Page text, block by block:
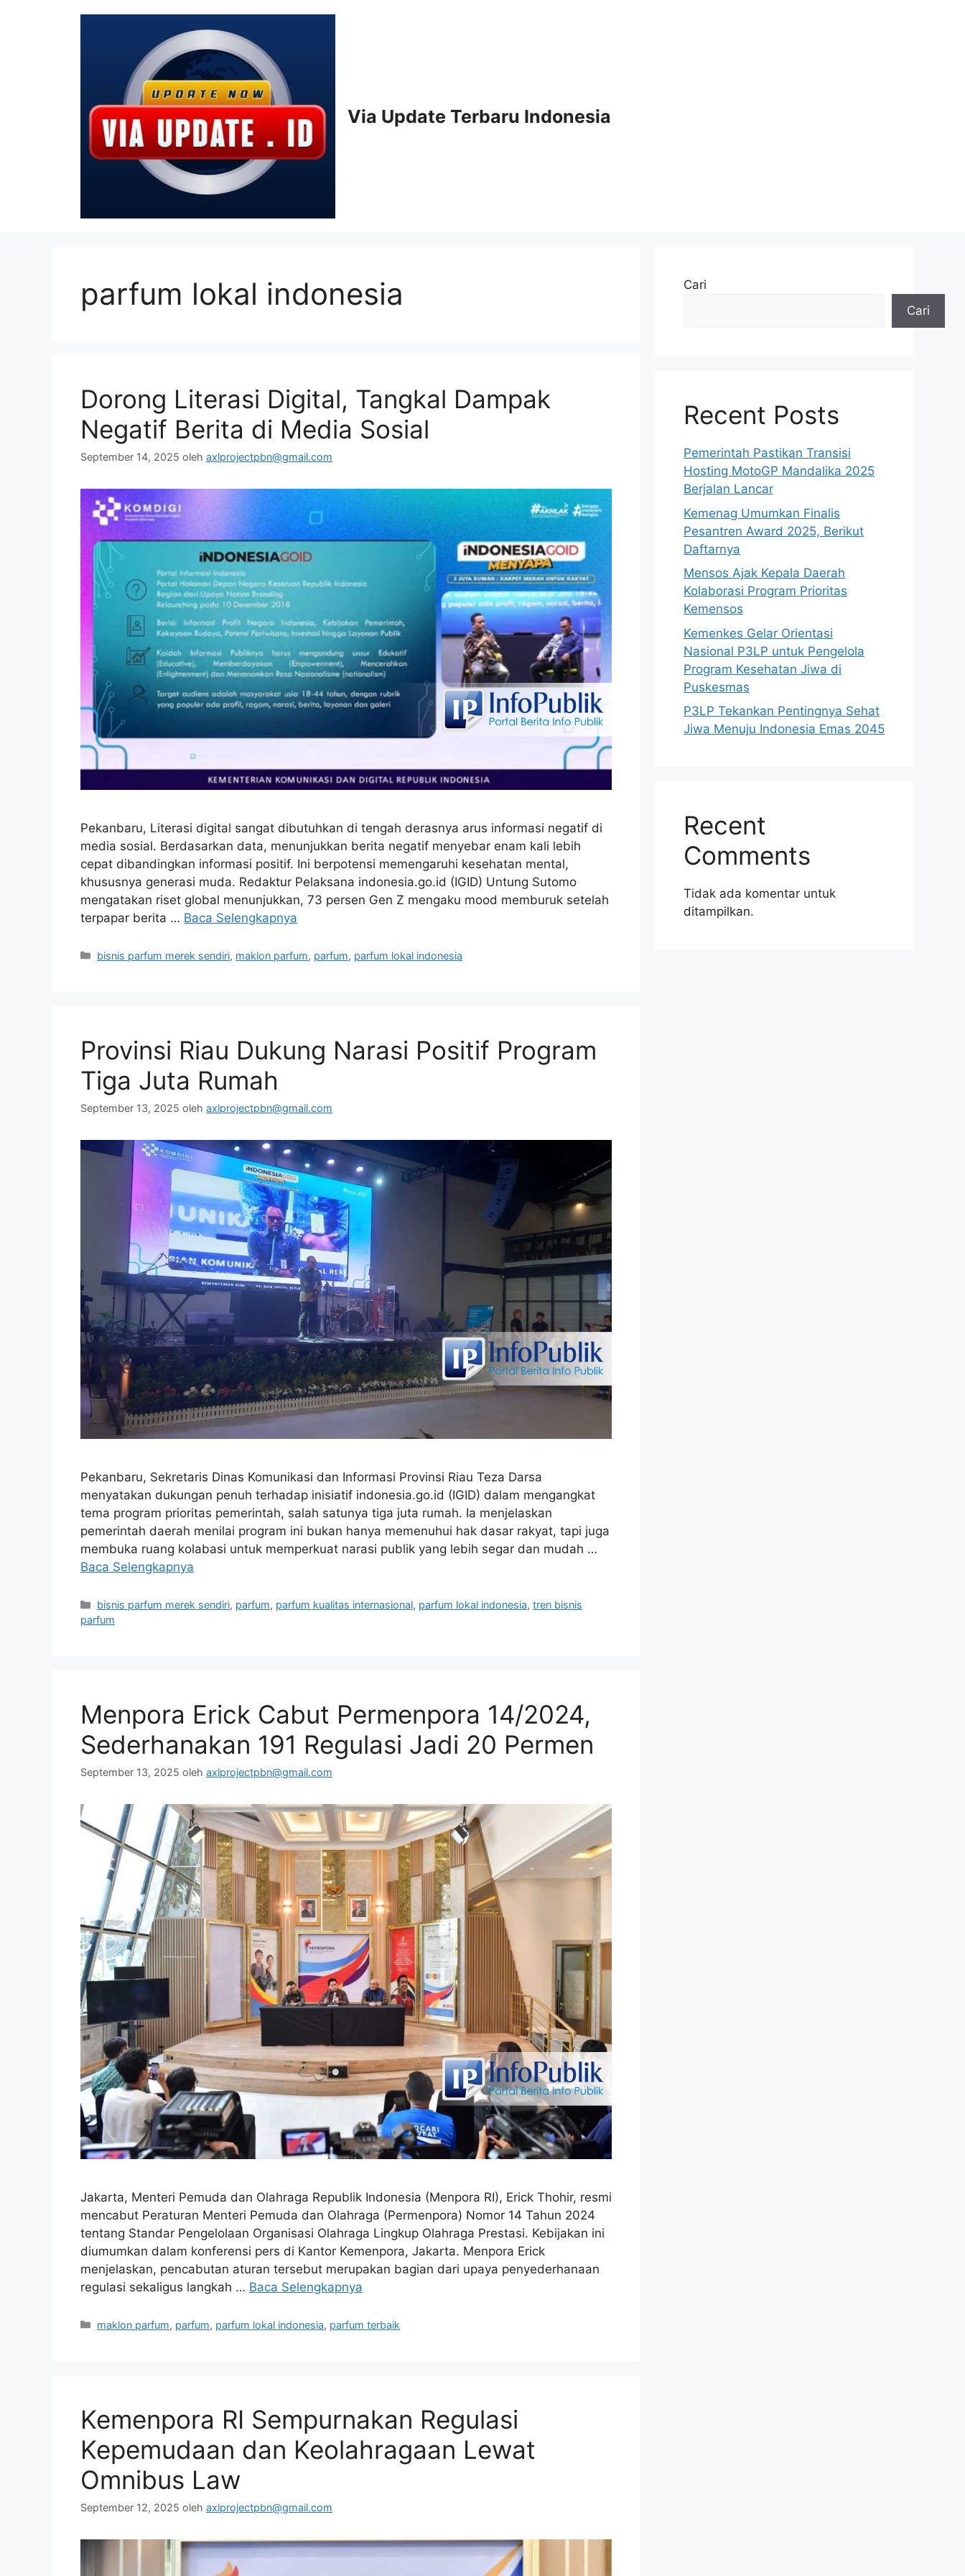
Via Update Terbaru Indonesia
parfum lokal indonesia
Dorong Literasi Digital, Tangkal Dampak
Negatif Berita di Media Sosial
September 14, 2025 oleh axlprojectpbn@gmail.com
Pekanbaru, Literasi digital sangat dibutuhkan di tengah derasnya arus informasi negatif di
media sosial. Berdasarkan data, menunjukkan berita negatif menyebar enam kali lebih
cepat dibandingkan informasi positif. Ini berpotensi memengaruhi kesehatan mental,
khususnya generasi muda. Redaktur Pelaksana indonesia.go.id (IGID) Untung Sutomo
mengatakan riset global menunjukkan, 73 persen Gen Z mengaku mood memburuk setelah
terpapar berita … Baca Selengkapnya
Kategori
bisnis parfum merek sendiri, maklon parfum, parfum, parfum lokal indonesia
Provinsi Riau Dukung Narasi Positif Program
Tiga Juta Rumah
September 13, 2025 oleh axlprojectpbn@gmail.com
Pekanbaru, Sekretaris Dinas Komunikasi dan Informasi Provinsi Riau Teza Darsa
menyatakan dukungan penuh terhadap inisiatif indonesia.go.id (IGID) dalam mengangkat
tema program prioritas pemerintah, salah satunya tiga juta rumah. Ia menjelaskan
pemerintah daerah menilai program ini bukan hanya memenuhui hak dasar rakyat, tapi juga
membuka ruang kolabasi untuk memperkuat narasi publik yang lebih segar dan mudah …
Baca Selengkapnya
Kategori
bisnis parfum merek sendiri, parfum, parfum kualitas internasional, parfum lokal indonesia,tren bisnis
parfum
Menpora Erick Cabut Permenpora 14/2024,
Sederhanakan 191 Regulasi Jadi 20 Permen
September 13, 2025 oleh axlprojectpbn@gmail.com
Jakarta, Menteri Pemuda dan Olahraga Republik Indonesia (Menpora RI), Erick Thohir, resmi
mencabut Peraturan Menteri Pemuda dan Olahraga (Permenpora) Nomor 14 Tahun 2024
tentang Standar Pengelolaan Organisasi Olahraga Lingkup Olahraga Prestasi. Kebijakan ini
diumumkan dalam konferensi pers di Kantor Kemenpora, Jakarta. Menpora Erick
menjelaskan, pencabutan aturan tersebut merupakan bagian dari upaya penyederhanaan
regulasi sekaligus langkah … Baca Selengkapnya
Kategori
maklon parfum, parfum, parfum lokal indonesia, parfum terbaik
Kemenpora RI Sempurnakan Regulasi
Kepemudaan dan Keolahragaan Lewat
Omnibus Law
September 12, 2025 oleh axlprojectpbn@gmail.com
Cari
Cari
Recent Posts
Pemerintah Pastikan Transisi
Hosting MotoGP Mandalika 2025
Berjalan Lancar
Kemenag Umumkan Finalis
Pesantren Award 2025, Berikut
Daftarnya
Mensos Ajak Kepala Daerah
Kolaborasi Program Prioritas
Kemensos
Kemenkes Gelar Orientasi
Nasional P3LP untuk Pengelola
Program Kesehatan Jiwa di
Puskesmas
P3LP Tekankan Pentingnya Sehat
Jiwa Menuju Indonesia Emas 2045
Recent
Comments
Tidak ada komentar untuk
ditampilkan.